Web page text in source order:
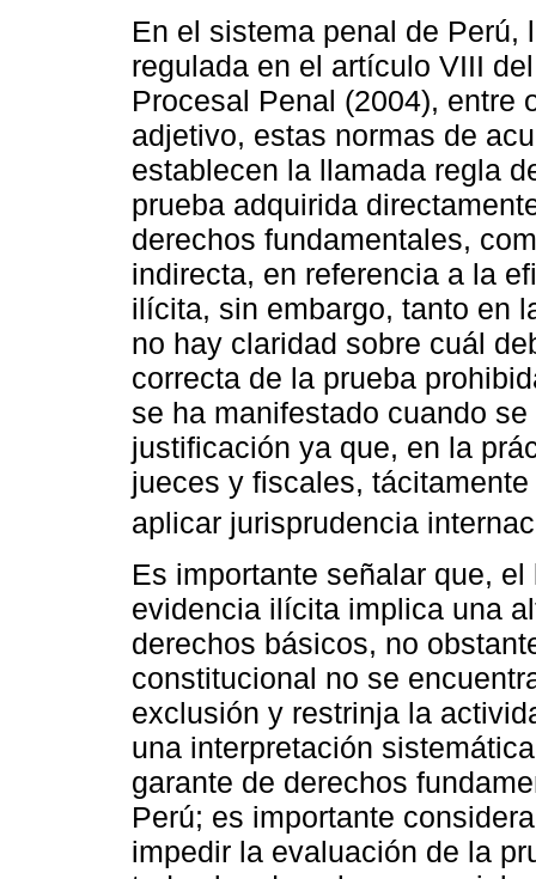
En el sistema penal de
regulada en el artículo VIII
Procesal Penal (2004), entre
adjetivo, estas normas de
establecen la llamada regla
prueba adquirida
derechos fundamentales,
indirecta, en referencia a la
ilícita, sin embargo, tanto en
no hay claridad sobre cuál
correcta de la prueba
se ha manifestado cuando
justificación ya que, en la
jueces y fiscales,
aplicar jurisprudencia
Es importante señalar que,
evidencia ilícita implica una
derechos básicos, no
constitucional no se
exclusión y restrinja la
una interpretación
garante de derechos
Perú; es importante
impedir la evaluación de la